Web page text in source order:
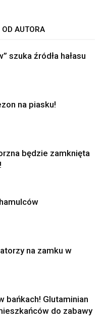
OD AUTORA
szuka źródła hałasu
na piasku!
będzie zamknięta
na zamku w
bańkach! Glutaminian
do zabawy